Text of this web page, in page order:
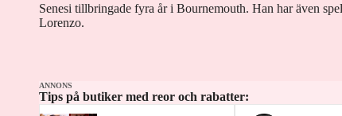
Senesi tillbringade fyra år i Bournemouth. Han har även
Lorenzo.
ANNONS
Tips på butiker med reor och rabatter: